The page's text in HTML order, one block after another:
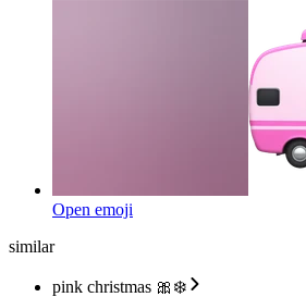
Open emoji
similar
pink christmas 🎀❄️